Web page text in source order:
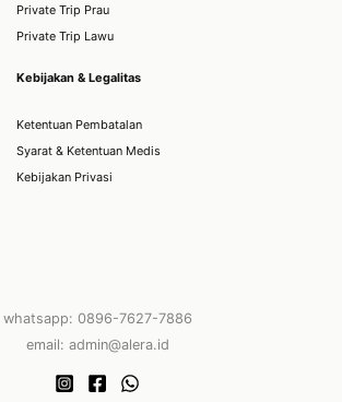
Private Trip Prau
Private Trip Lawu
Kebijakan & Legalitas
Ketentuan Pembatalan
Syarat & Ketentuan Medis
Kebijakan Privasi
whatsapp: 0896-7627-7886
email: admin@alera.id